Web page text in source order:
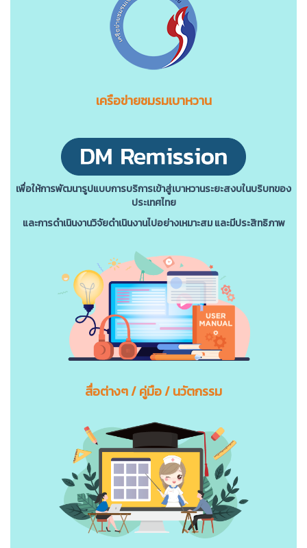
เครือข่ายชมรมเบาหวาน
เพื่อให้การพัฒนารูปแบบการบริการเข้าสู่เบาหวานระยะสงบในบริบทของ
ประเทศไทย
และการดําเนินงานวิจัยดําเนินงานไปอย่างเหมาะสม และมีประสิทธิภาพ
สื่อต่างๆ / คู่มือ / นวัตกรรม